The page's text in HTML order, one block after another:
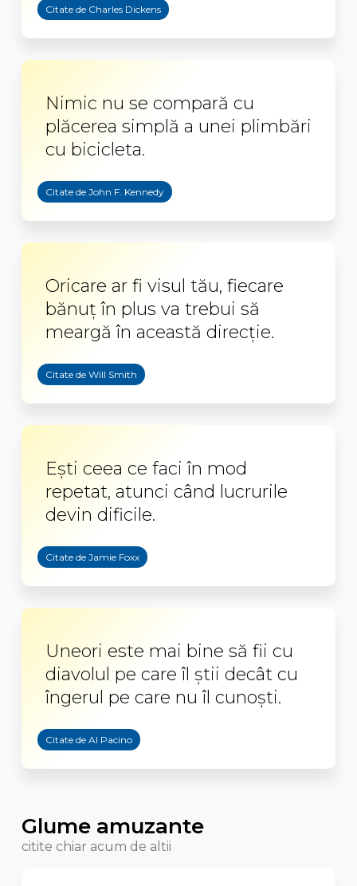
Citate de Charles Dickens
Nimic nu se compară cu
plăcerea simplă a unei plimbări
cu bicicleta.
Citate de John F. Kennedy
Oricare ar fi visul tău, fiecare
bănuţ în plus va trebui să
meargă în această direcţie.
Citate de Will Smith
Eşti ceea ce faci în mod
repetat, atunci când lucrurile
devin dificile.
Citate de Jamie Foxx
Uneori este mai bine să fii cu
diavolul pe care îl ştii decât cu
îngerul pe care nu îl cunoşti.
Citate de Al Pacino
Glume amuzante
citite chiar acum de altii